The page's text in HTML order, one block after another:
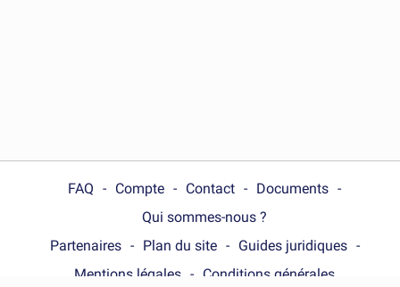
FAQ Compte Contact
Documents
Qui sommes-nous ?
Partenaires
Plan du site
Guides juridiques
Mentions légales
Conditions générales